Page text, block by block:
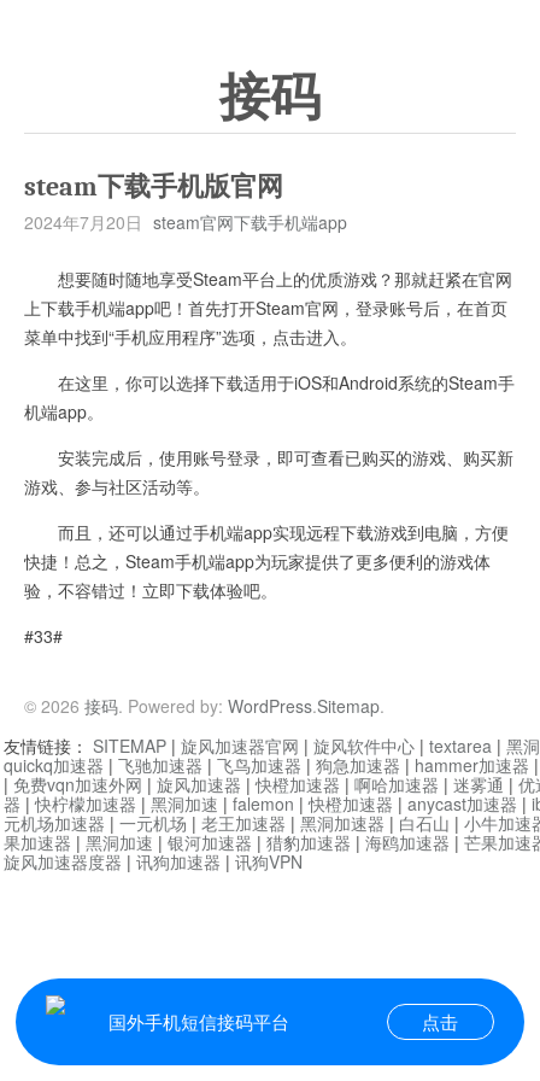
接码
steam下载手机版官网
2024年7月20日 steam官网下载手机端app
想要随时随地享受Steam平台上的优质游戏？那就赶紧在官网
上下载手机端app吧！首先打开Steam官网，登录账号后，在首页
菜单中找到“手机应用程序”选项，点击进入。
在这里，你可以选择下载适用于iOS和Android系统的Steam手
机端app。
安装完成后，使用账号登录，即可查看已购买的游戏、购买新
游戏、参与社区活动等。
而且，还可以通过手机端app实现远程下载游戏到电脑，方便
快捷！总之，Steam手机端app为玩家提供了更多便利的游戏体
验，不容错过！立即下载体验吧。
#33#
© 2026 接码. Powered by: WordPress.Sitemap.
国外手机短信接码平台 点击
友情链接： SITEMAP | 旋风加速器官网 | 旋风软件中心 | textarea | 黑
quickq加速器 | 飞驰加速器 | 飞鸟加速器 | 狗急加速器 | hammer加速器
| 免费vqn加速外网 | 旋风加速器 |快橙加速器 | 啊哈加速器 | 迷雾通 | 优
器 |快柠檬加速器 | 黑洞加速 | falemon |快橙加速器 | anycast加速器 |
元机场加速器 | 一元机场 | 老王加速器 | 黑洞加速器 | 白石山 | 小牛加速
果加速器 | 黑洞加速 | 银河加速器 | 猎豹加速器 | 海鸥加速器 | 芒果加速
旋风加速器度器 | 讯狗加速器 | 讯狗VPN